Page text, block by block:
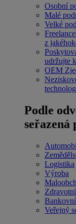
Osobní
Malé
Velké
z
udržujte
OEM
Podle
seřazená
Logistika
Výroba
Veřejný